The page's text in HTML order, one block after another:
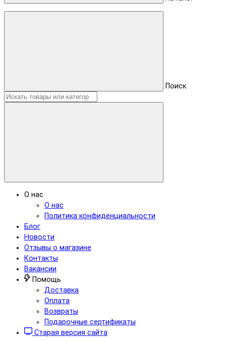
Поиск
О нас
О нас
Политика конфиденциальности
Блог
Новости
Отзывы о магазине
Контакты
Вакансии
Помощь
Доставка
Оплата
Возвраты
Подарочные сертификаты
Старая версия сайта